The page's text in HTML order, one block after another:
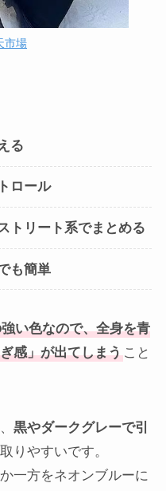
市場
る
ロール
トリート系でまとめる
も簡単
い色なので、全身を青
感」が出てしまうこと
黒やダークグレーで引
りやすいです。
一方をネオンブルーに